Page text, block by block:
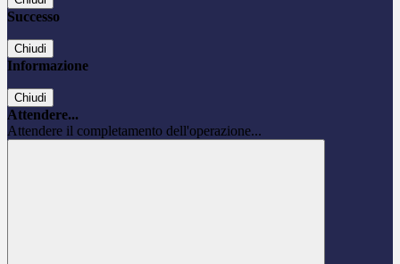
Successo
Chiudi
Informazione
Chiudi
Attendere...
Attendere il completamento dell'operazione...